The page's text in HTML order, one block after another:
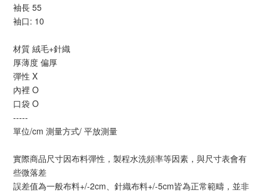
袖長 55
袖口: 10
材質 絨毛+針織
厚薄度 偏厚
彈性 X
內裡 O
口袋 O
-----
單位/cm 測量方式/ 平放測量
實際商品尺寸因布料彈性，製程水洗頻率等因素，與尺寸表會有
些微落差
誤差值為一般布料+/-2cm、針織布料+/-5cm皆為正常範疇，並非